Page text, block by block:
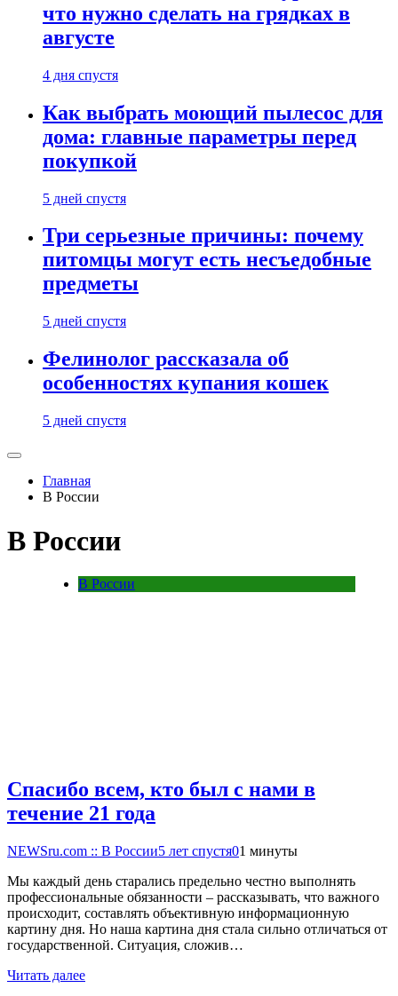
что нужно сделать на грядках в
августе
4 дня спустя
Как выбрать моющий пылесос для
дома: главные параметры перед
покупкой
5 дней спустя
Три серьезные причины: почему
питомцы могут есть несъедобные
предметы
5 дней спустя
Фелинолог рассказала об
особенностях купания кошек
5 дней спустя
Главная
В России
В России
В России
Спасибо всем, кто был с нами в
течение 21 года
NEWSru.com :: В России5 лет спустя01 минуты
Мы каждый день старались предельно честно выполнять
профессиональные обязанности – рассказывать, что важного
происходит, составлять объективную информационную
картину дня. Но наша картина дня стала сильно отличаться от
государственной. Ситуация, сложив…
Читать далее